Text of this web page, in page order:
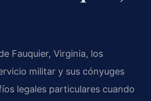
Fauquier, Virginia, los
militar y sus cónyuges
legales particulares cuando